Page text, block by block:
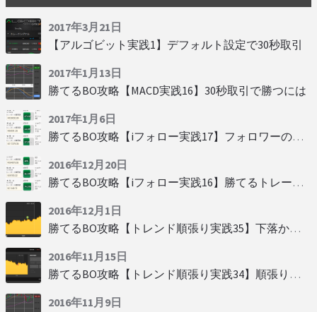
2017年3月21日
【アルゴビット実践1】デフォルト設定で30秒取引
2017年1月13日
勝てるBO攻略【MACD実践16】30秒取引で勝つには
2017年1月6日
勝てるBO攻略【iフォロー実践17】フォロワーの少ない人をフォローする
2016年12月20日
勝てるBO攻略【iフォロー実践16】勝てるトレーダーを見抜く
2016年12月1日
勝てるBO攻略【トレンド順張り実践35】下落からの反発を見極める
2016年11月15日
勝てるBO攻略【トレンド順張り実践34】順張りに適した変動
2016年11月9日